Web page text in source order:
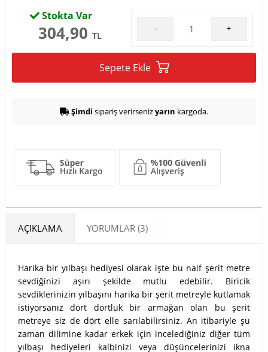
Stokta Var
304,90 TL
- +
Sepete Ekle
Şimdi sipariş verirsenizyarın kargoda.
AÇIKLAMA YORUMLAR (3)
Harika bir yılbaşı hediyesi olarak işte bu naif şerit metre
sevdiğinizi aşırı şekilde mutlu edebilir. Biricik
sevdiklerinizin yılbaşını harika bir şerit metreyle kutlamak
istiyorsanız dört dörtlük bir armağan olan bu şerit
metreye siz de dört elle sarılabilirsiniz. An itibariyle şu
zaman dilimine kadar erkek için incelediğiniz diğer tüm
yılbaşı hediyeleri kalbinizi veya düşüncelerinizi ikna